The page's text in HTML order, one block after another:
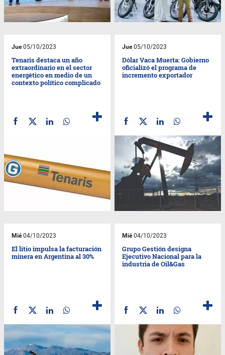
Jue05/10/2023
Tenaris destaca un año
extraordinario en el sector
energético en medio de un
contexto político complicado
Jue05/10/2023
Dólar Vaca Muerta: Gobierno
oficializó el programa de
incremento exportador
Mié04/10/2023
El litio impulsa la facturación
minera en Argentina al 30%
Mié04/10/2023
Grupo Gestión designa
Ejecutivo Nacional para la
industria de Oil&Gas